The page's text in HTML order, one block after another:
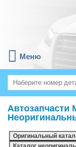
Меню
Автозапчасти